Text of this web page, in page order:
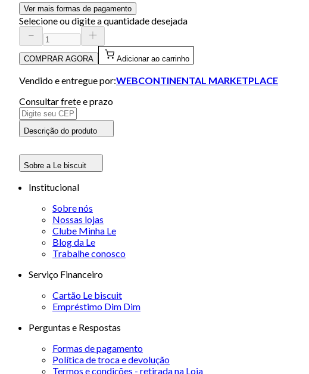
Ver mais formas de pagamento
Selecione ou digite a quantidade desejada
COMPRAR AGORA Adicionar ao carrinho
Vendido e entregue por:WEBCONTINENTAL MARKETPLACE
Consultar frete e prazo
Descrição do produto
Sobre a Le biscuit
Institucional
Sobre nós
Nossas lojas
Clube Minha Le
Blog da Le
Trabalhe conosco
Serviço Financeiro
Cartão Le biscuit
Empréstimo Dim Dim
Perguntas e Respostas
Formas de pagamento
Política de troca e devolução
Termos e condições - retirada na Loja